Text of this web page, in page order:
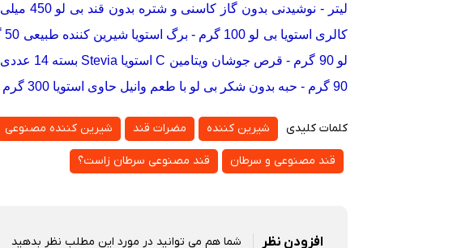
لیتر - نوشیدنی بدون گاز کاسنی و شتره بدون قند بی لو 450 میلی لیتر
کالری استویا بی لو 100 گرم
- برگ استویا شیرین کننده طبیعی 50 گرم
لو 90 گرم
- قرص جوشان ویتامین C استویا Stevia بسته 14 عددی
90 گرم
- حبه بدون شکر بی لو با طعم وانیل حاوی استویا 300 گرم
کلمات کلیدی شیرین کننده مضرات قند شیرین کننده مصنوعی
قند مصنوعی و سرطان قند مصنوعی سرطان زاست؟
افزودن نظر شما هم می توانید در مورد این مطلب نظر بدهید